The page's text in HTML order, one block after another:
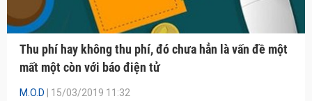
Thu phí hay không thu phí, đó chưa hẳn là vấn đề một
mất một còn với báo điện tử
M.O.D | 15/03/2019 11:32